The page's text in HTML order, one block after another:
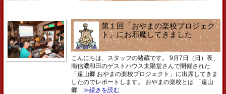
第１回「おやまの楽校プロジェク
ト」にお邪魔してきました
こんにちは、スタッフの猪蔵です。 9月7日（日）夜、
南信濃和田のゲストハウス太陽堂さんで開催された
「遠山郷 おやまの楽校プロジェクト」に出席してきま
したのでレポートします。 おやまの楽校とは 「遠山
郷 ≫続きを読む